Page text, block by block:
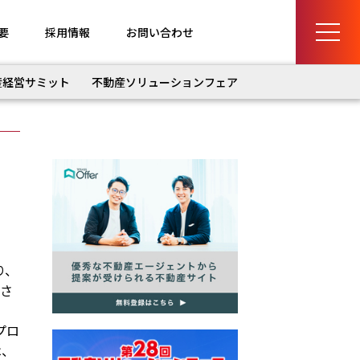
採用情報 お問い合わせ
営サミット 不動産ソリューションフェア
ロ